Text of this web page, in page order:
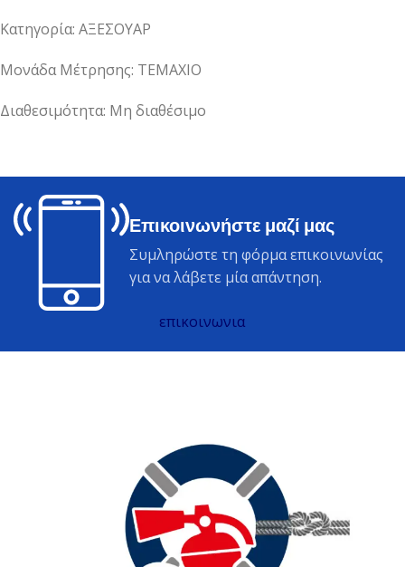
Κατηγορία: ΑΞΕΣΟΥΑΡ
Μονάδα Μέτρησης: ΤΕΜΑΧΙΟ
Διαθεσιμότητα: Μη διαθέσιμο
Επικοινωνήστε μαζί μας
Συμληρώστε τη φόρμα επικοινωνίας
για να λάβετε μία απάντηση.
επικοινωνια